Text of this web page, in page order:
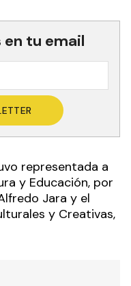
en tu email
representada a
y Educación, por
Jara y el
y Creativas,